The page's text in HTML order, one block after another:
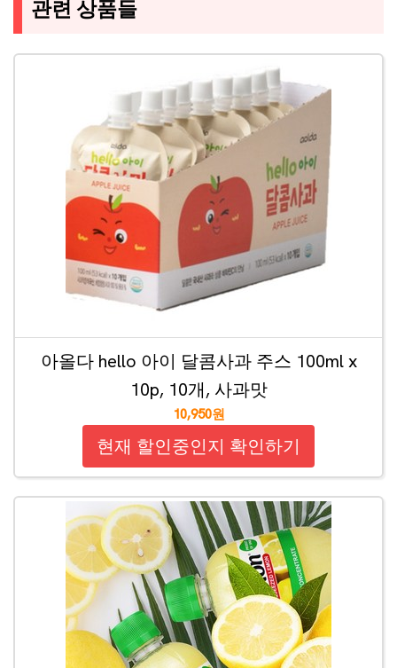
관련 상품들
아올다 hello 아이 달콤사과 주스 100ml x
10p, 10개, 사과맛
10,950원
현재 할인중인지 확인하기